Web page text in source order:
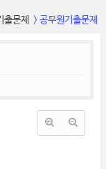
출문제 > 공무원기출문제